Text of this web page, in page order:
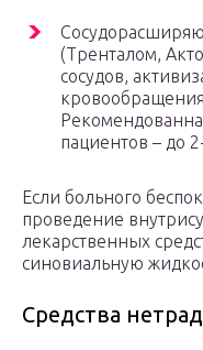
(Тренталом,
сосудов,
пациентов – до
Если больного
проведение
лекарственных
синовиальную
Средства